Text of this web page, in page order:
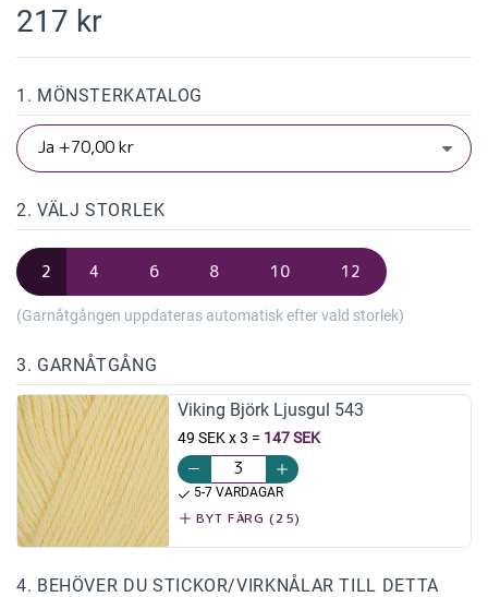
217 kr
1. MÖNSTERKATALOG
2. VÄLJ STORLEK
2 4 6 8 10 12
(Garnåtgången uppdateras automatisk efter vald storlek)
3. GARNÅTGÅNG
Viking Björk Ljusgul 543
49 SEK x 3 = 147 SEK
5-7 VARDAGAR
BYT FÄRG (25)
4. BEHÖVER DU STICKOR/VIRKNÅLAR TILL DETTA